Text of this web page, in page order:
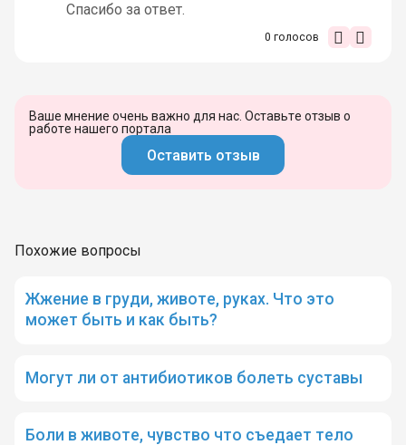
Спасибо за ответ.
0 голосов
Ваше мнение очень важно для нас. Оставьте отзыв о
работе нашего портала
Оставить отзыв
Похожие вопросы
Жжение в груди, животе, руках. Что это
может быть и как быть?
Могут ли от антибиотиков болеть суставы
Боли в животе, чувство что съедает тело